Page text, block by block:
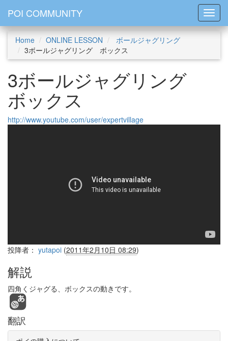
POI COMMUNITY
Home ONLINE LESSON
ボールジャグリング
3ボールジャグリング ボックス
3ボールジャグリング
ボックス
http://www.youtube.com/user/expertvillage
投降者： yutapoi (2011年2月10日 08:29)
解説
四角くジャグる、ボックスの動きです。
翻訳